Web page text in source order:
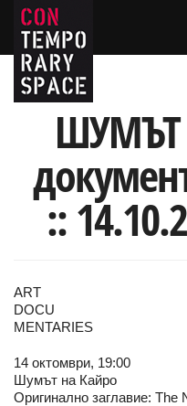
ШУМЪТ
::
ART
DOCU
MENTARIES
14 октомври, 19:00
Шумът на Кайро
Оригинално заглавие: The